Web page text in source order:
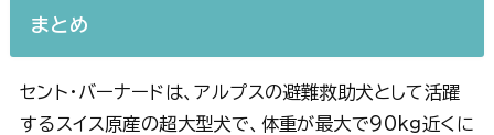
まとめ
セント・バーナードは、アルプスの避難救助犬として活躍
するスイス原産の超大型犬で、体重が最大で90kg近くに